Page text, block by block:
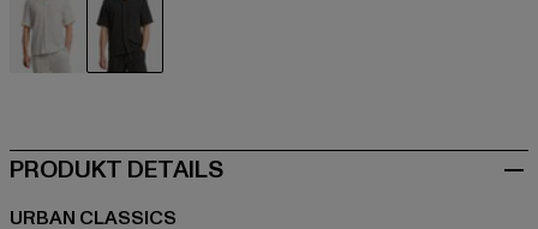
PRODUKT DETAILS
URBAN CLASSICS